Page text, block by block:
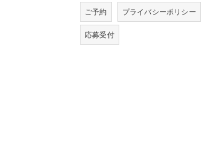
ご予約 プライバシーポリシー
応募受付